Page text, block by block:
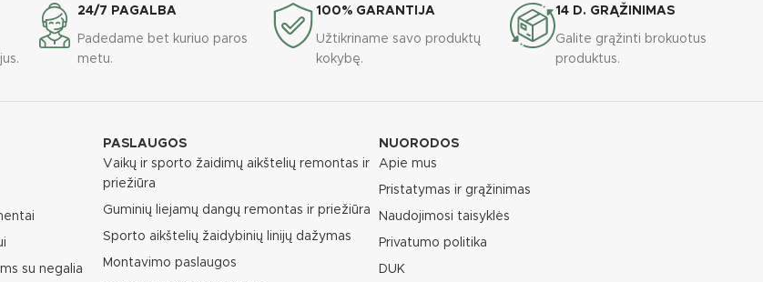
24/7 PAGALBA
Padedame bet kuriuo paros
metu.
100% GARANTIJA
Užtikriname savo produktų
kokybę.
14 D. GRĄŽINIMAS
Galite grąžinti brokuotus
produktus.
su negalia
PASLAUGOS
Vaikų ir sporto žaidimų aikštelių remontas ir
priežiūra
Guminių liejamų dangų remontas ir priežiūra
Sporto aikštelių žaidybinių linijų dažymas
Montavimo paslaugos
NUORODOS
Apie mus
Pristatymas ir grąžinimas
Naudojimosi taisyklės
Privatumo politika
DUK